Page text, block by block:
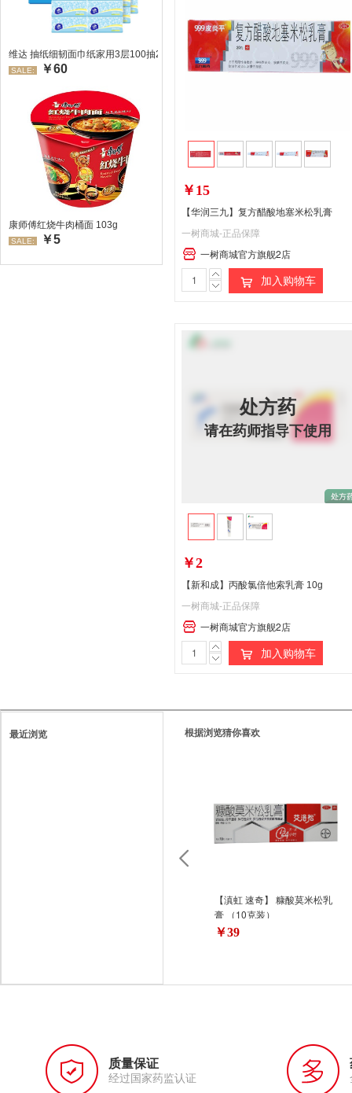
维达 抽纸细韧面巾纸家用3层100抽24包/箱 超值装 偏远地区不发货偏远地区:(含
SALE: ￥60
康师傅红烧牛肉桶面 103g
SALE: ￥5
￥15
【华润三九】复方醋酸地塞米松乳膏
一树商城-正品保障
一树商城官方旗舰2店
加入购物车
处方药
请在药师指导下使用
￥2
【新和成】丙酸氯倍他索乳膏 10g
一树商城-正品保障
一树商城官方旗舰2店
加入购物车
最近浏览 根据浏览猜你喜欢
【滇虹 速奇】 糠酸莫米松乳
膏 （10克装）
￥39
质量保证
经过国家药监认证